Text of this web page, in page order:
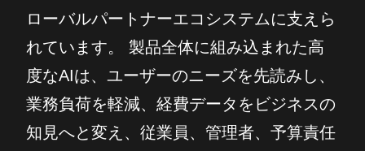
ローバルパートナーエコシステムに支えら
れています。 製品全体に組み込まれた高
度なAIは、ユーザーのニーズを先読みし、
業務負荷を軽減、経費データをビジネスの
知見へと変え、従業員、管理者、予算責任